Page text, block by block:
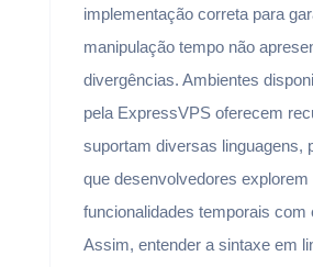
implementação correta para
manipulação tempo não
divergências. Ambientes
pela ExpressVPS oferecem
suportam diversas linguagens,
que desenvolvedores explorem
funcionalidades temporais com
Assim, entender a sintaxe em